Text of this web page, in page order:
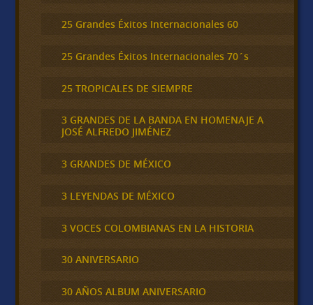
25 Grandes Éxitos Internacionales 60
25 Grandes Éxitos Internacionales 70´s
25 TROPICALES DE SIEMPRE
3 GRANDES DE LA BANDA EN HOMENAJE A
JOSÉ ALFREDO JIMÉNEZ
3 GRANDES DE MÉXICO
3 LEYENDAS DE MÉXICO
3 VOCES COLOMBIANAS EN LA HISTORIA
30 ANIVERSARIO
30 AÑOS ALBUM ANIVERSARIO